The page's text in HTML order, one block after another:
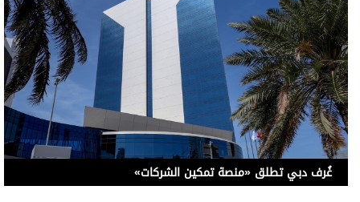
غُرف دبي تطلق «منصة تمكين الشركات»